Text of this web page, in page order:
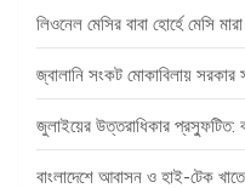
লিওনেল মেসির বাবা হোর্হে মেসি
জ্বালানি সংকট মোকাবিলায় সরকার
জুলাইয়ের উত্তরাধিকার প্রস্ফুটিত:
বাংলাদেশে আবাসন ও হাই-টেক